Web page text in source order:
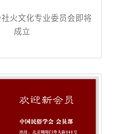
火文化专业委员会即将
成立